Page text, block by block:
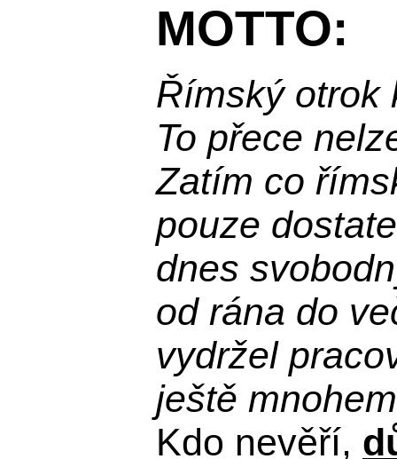
MOTTO:
Římský otrok
To přece
Zatím co
pouze
dnes
od rána do
vydržel
ještě
Kdo nevěří,